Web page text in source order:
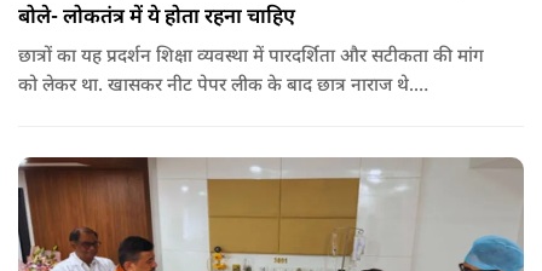
बोले- लोकतंत्र में ये होता रहना चाहिए
छात्रों का यह प्रदर्शन शिक्षा व्यवस्था में पारदर्शिता और सटीकता की मांग
को लेकर था. खासकर नीट पेपर लीक के बाद छात्र नाराज थे.